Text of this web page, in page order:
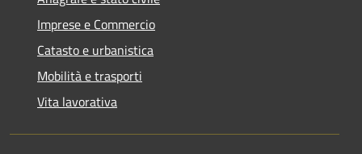
Imprese e Commercio
Catasto e urbanistica
Mobilità e trasporti
Vita lavorativa